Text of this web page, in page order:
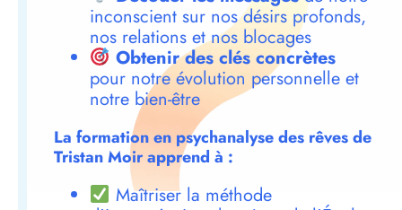
inconscient sur nos désirs profonds,
nos relations et nos blocages
Obtenir des clés concrètes
pour notre évolution personnelle et
notre bien-être
La formation en psychanalyse des rêves de
Tristan Moir apprend à :
Maîtriser la méthode